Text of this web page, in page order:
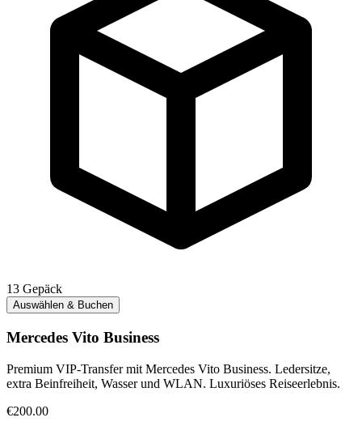
13 Gepäck
Auswählen & Buchen
Mercedes Vito Business
Premium VIP-Transfer mit Mercedes Vito Business. Ledersitze,
extra Beinfreiheit, Wasser und WLAN. Luxuriöses Reiseerlebnis.
€200.00